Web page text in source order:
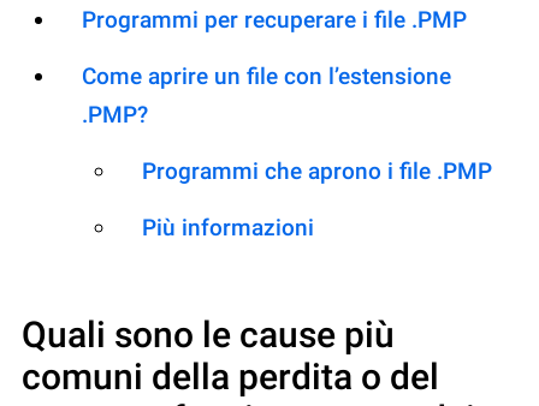
Programmi per recuperare i file .PMP
Come aprire un file con l’estensione
.PMP?
Programmi che aprono i file .PMP
Più informazioni
Quali sono le cause più
comuni della perdita o del